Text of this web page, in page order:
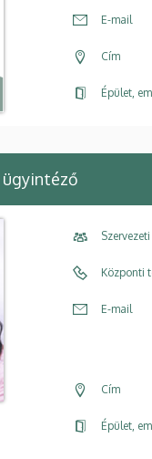
E-mail
Cím
Épület,
ügyintéző
Központi
E-mail
Cím
Épület,